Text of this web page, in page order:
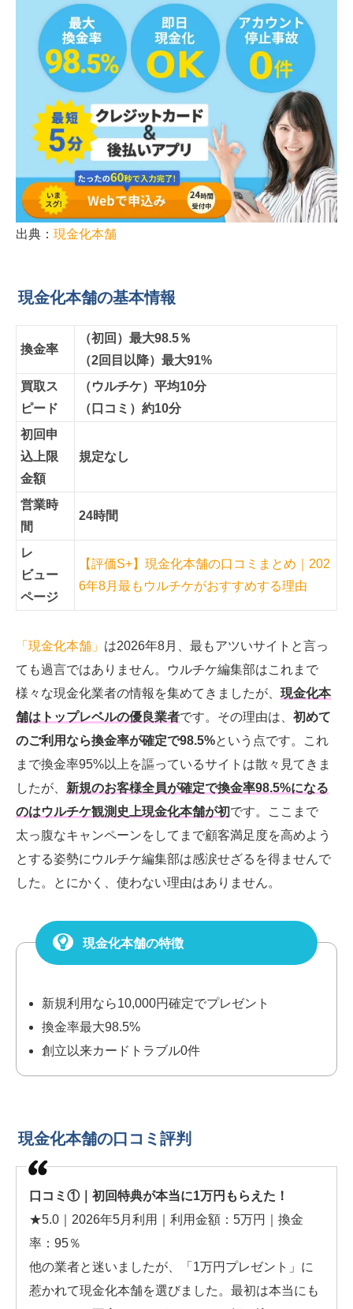
出典： 現金化本舗
現金化本舗の基本情報
換金率
（初回）最大98.5％
（2回目以降）最大91%
買取ス
ピード
（ウルチケ）平均10分
（口コミ）約10分
初回申
込上限
金額
規定なし
営業時
間
24時間
レ
ビュー
ページ
【評価S+】現金化本舗の口コミまとめ｜202
6年8月最もウルチケがおすすめする理由
「現金化本舗」 は2026年8月、最もアツいサイトと言っ
ても過言ではありません。ウルチケ編集部はこれまで
様々な現金化業者の情報を集めてきましたが、 現金化本
舗はトップレベルの優良業者です。その理由は、 初めて
のご利用なら換金率が確定で98.5%という点です。これ
まで換金率95%以上を謳っているサイトは散々見てきま
したが、 新規のお客様全員が確定で換金率98.5%になる
のはウルチケ観測史上現金化本舗が初です。
ここまで
太っ腹なキャンペーンをしてまで顧客満足度を高めよう
とする姿勢にウルチケ編集部は感涙せざるを得ませんで
した。とにかく、使わない理由はありません。
現金化本舗の特徴
新規利用なら10,000円確定でプレゼント
換金率最大98.5%
創立以来カードトラブル0件
現金化本舗の口コミ評判
口コミ①｜初回特典が本当に1万円もらえた！
★5.0｜2026年5月利用｜利用金額：5万円｜換金
率：95％
他の業者と迷いましたが、「1万円プレゼント」に
惹かれて現金化本舗を選びました。最初は本当にも